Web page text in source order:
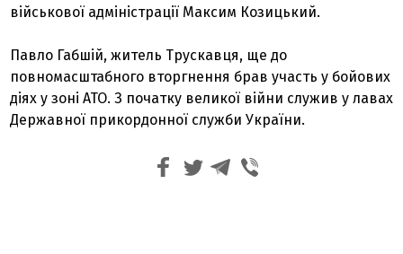
військової адміністрації Максим Козицький.
Павло Габшій, житель Трускавця, ще до
повномасштабного вторгнення брав участь у бойових
діях у зоні АТО. З початку великої війни служив у лавах
Державної прикордонної служби України.